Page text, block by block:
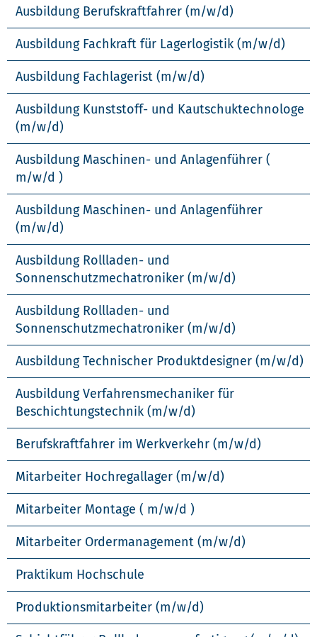
Ausbildung Berufskraftfahrer (m/w/d)
Ausbildung Fachkraft für Lagerlogistik (m/w/d)
Ausbildung Fachlagerist (m/w/d)
Ausbildung Kunststoff- und Kautschuktechnologe
(m/w/d)
Ausbildung Maschinen- und Anlagenführer (
m/w/d )
Ausbildung Maschinen- und Anlagenführer
(m/w/d)
Ausbildung Rollladen- und
Sonnenschutzmechatroniker (m/w/d)
Ausbildung Rollladen- und
Sonnenschutzmechatroniker (m/w/d)
Ausbildung Technischer Produktdesigner (m/w/d)
Ausbildung Verfahrensmechaniker für
Beschichtungstechnik (m/w/d)
Berufskraftfahrer im Werkverkehr (m/w/d)
Mitarbeiter Hochregallager (m/w/d)
Mitarbeiter Montage ( m/w/d )
Mitarbeiter Ordermanagement (m/w/d)
Praktikum Hochschule
Produktionsmitarbeiter (m/w/d)